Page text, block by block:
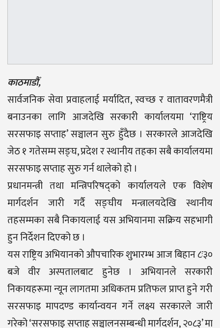
काठमाडौँ,
सार्वजनिक सेवा प्रवाहलाई मर्यादित, स्वच्छ र वातावरणमैत्री
बनाउनका लागि आजदेखि सरकारी कार्यालयमा ‘राष्ट्रिय
सरसफाइ सप्ताह’ सञ्चालन सुरु हुँदैछ । सरकारले आजदेखि
जेठ १ गतेसम्म सङ्घ, प्रदेश र स्थानीय तहका सबै कार्यालयमा
सरसफाइ सप्ताह सुरु गर्न थालेको हो ।
प्रधानमन्त्री तथा मन्त्रिपरिषद्को कार्यालयले एक विशेष
मार्गदर्शन जारी गर्दै सङ्घीय मन्त्रालयदेखि स्थानीय
तहसम्मका सबै निकायलाई यस अभियानमा सक्रिय सहभागी
हुन निर्देशन दिएको छ ।
यस राष्ट्रिय अभियानको औपचारिक शुभारम्भ आज बिहान ८ः३०
बजे वीर अस्पतालबाट हुनेछ । अभियानले सरकारी
निकायहरूमा न्यून लागतमा अधिकतम प्रतिफल प्राप्त हुने गरी
सरसफाइ मापदण्ड कार्यान्वयन गर्ने लक्ष्य सरकारले जारी
गरेको ‘सरसफाइ सप्ताह सञ्चालनसम्बन्धी मार्गदर्शन, २०८३’ मा